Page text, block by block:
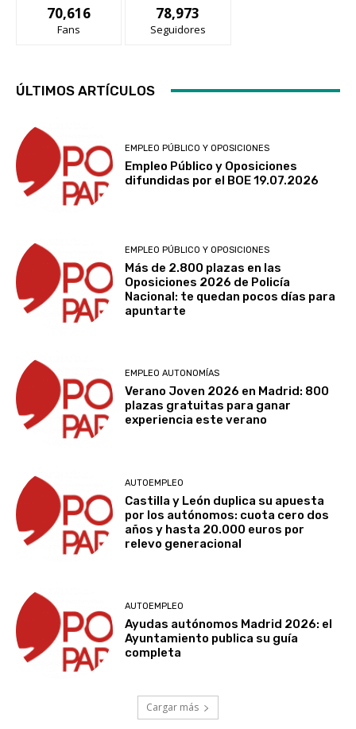
70,616
Fans
78,973
Seguidores
ÚLTIMOS ARTÍCULOS
EMPLEO PÚBLICO Y OPOSICIONES
Empleo Público y Oposiciones
difundidas por el BOE 19.07.2026
EMPLEO PÚBLICO Y OPOSICIONES
Más de 2.800 plazas en las
Oposiciones 2026 de Policía
Nacional: te quedan pocos días para
apuntarte
EMPLEO AUTONOMÍAS
Verano Joven 2026 en Madrid: 800
plazas gratuitas para ganar
experiencia este verano
AUTOEMPLEO
Castilla y León duplica su apuesta
por los autónomos: cuota cero dos
años y hasta 20.000 euros por
relevo generacional
AUTOEMPLEO
Ayudas autónomos Madrid 2026: el
Ayuntamiento publica su guía
completa
Cargar más